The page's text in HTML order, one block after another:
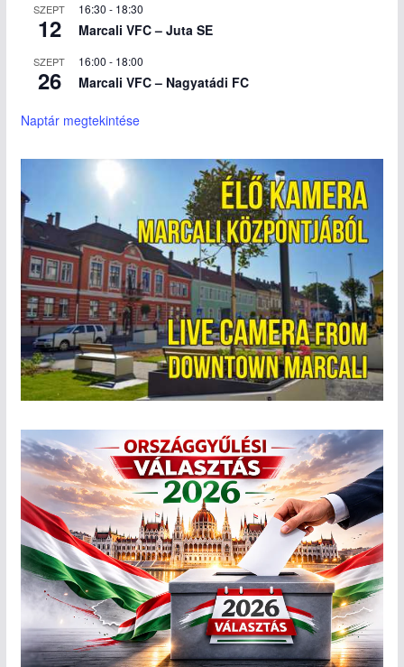
SZEPT
12
16:30 - 18:30
Marcali VFC – Juta SE
SZEPT
26
16:00 - 18:00
Marcali VFC – Nagyatádi FC
Naptár megtekintése